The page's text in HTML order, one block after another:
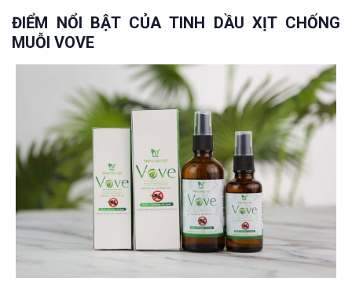
ĐIỂM NỔI BẬT CỦA TINH DẦU XỊT CHỐNG
MUỖI VOVE